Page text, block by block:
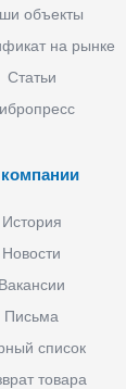
объекты
на рынке
Статьи
История
Новости
Вакансии
Письма
список
товара